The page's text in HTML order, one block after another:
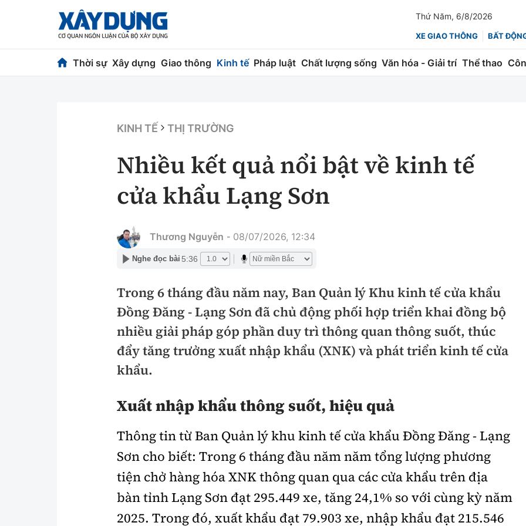
Thứ Năm, 6/8/2026
XE GIAO THÔNG BẤT
Thời sự Xây dựng Giao thông Kinh tế Pháp luật Chất lượng sống Văn hóa - Giải trí Thể thao
Chuyện dọc đường
Chỉ đạo điều hành
Vật liệu xây dựng
Giám định chất lượng
Hàng không
Đường sắt
Hàng hải
Đường sắt đô thị
Nhà thầu
Thi viết về Ngành
Chứng khoán
An ninh hình sự
Giao thông 24h
ATGT địa phương
Văn hóa giao thông
Chung tay vì ATGT
Gương sáng giao thông
xem thêm
Chất lượng sống Văn hóa - Giải Trí
Văn hóa
Thể thao
Bóng đá
Công nghệ
Công nghệ mới
KINH TẾ THỊ TRƯỜNG
Nhiều kết quả nổi bật về kinh tế
cửa khẩu Lạng Sơn
Thương Nguyễn - 08/07/2026, 12:34
Nghe đọc bài 5:36
Trong 6 tháng đầu năm nay, Ban Quản lý Khu kinh tế cửa khẩu
Đồng Đăng - Lạng Sơn đã chủ động phối hợp triển khai đồng bộ
nhiều giải pháp góp phần duy trì thông quan thông suốt, thúc
đẩy tăng trưởng xuất nhập khẩu (XNK) và phát triển kinh tế cửa
khẩu.
Xuất nhập khẩu thông suốt, hiệu quả
Thông tin từ Ban Quản lý khu kinh tế cửa khẩu Đồng Đăng - Lạng
Sơn cho biết: Trong 6 tháng đầu năm năm tổng lượng phương
tiện chở hàng hóa XNK thông quan qua các cửa khẩu trên địa
bàn tỉnh Lạng Sơn đạt 295.449 xe, tăng 24,1% so với cùng kỳ năm
2025. Trong đó, xuất khẩu đạt 79.903 xe, nhập khẩu đạt 215.546